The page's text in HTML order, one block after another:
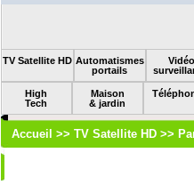
TV Satellite HD Automatismes
portails
Vidéo
High
Tech
Maison
& jardin
Accueil >> TV Satellite HD>>